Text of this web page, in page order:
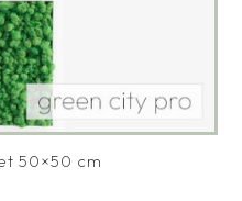
50×50 cm